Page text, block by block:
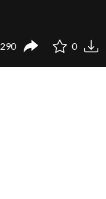
290 0